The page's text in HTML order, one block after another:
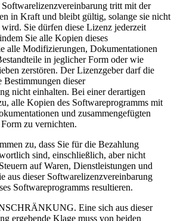
tritt mit der
in Kraft und bleibt gültig, solange sie nicht
Sie dürfen diese Lizenz jederzeit
Sie alle Kopien dieses
alle Modifizierungen, Dokumentationen
in jeglicher Form oder wie
zerstören. Der Lizenzgeber darf die
dieser
nicht einhalten. Bei einer derartigen
alle Kopien des Softwareprogramms mit
und zusammengefügten
zu vernichten.
zu, dass Sie für die Bezahlung
sind, einschließlich, aber nicht
auf Waren, Dienstleistungen und
aus dieser Softwarelizenzvereinbarung
Softwareprogramms resultieren.
Eine sich aus dieser
ergebende Klage muss von beiden